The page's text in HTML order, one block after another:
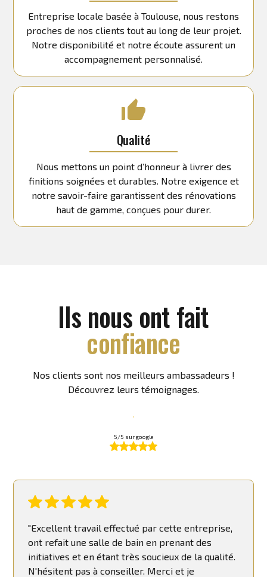
Entreprise locale basée à Toulouse, nous restons
proches de nos clients tout au long de leur projet.
Notre disponibilité et notre écoute assurent un
accompagnement personnalisé.
Qualité
Nous mettons un point d’honneur à livrer des
finitions soignées et durables. Notre exigence et
notre savoir-faire garantissent des rénovations
haut de gamme, conçues pour durer.
Ils nous ont fait
confiance
Nos clients sont nos meilleurs ambassadeurs !
Découvrez leurs témoignages.
5/5 sur google
"Excellent travail effectué par cette entreprise,
ont refait une salle de bain en prenant des
initiatives et en étant très soucieux de la qualité.
N'hésitent pas à conseiller. Merci et je